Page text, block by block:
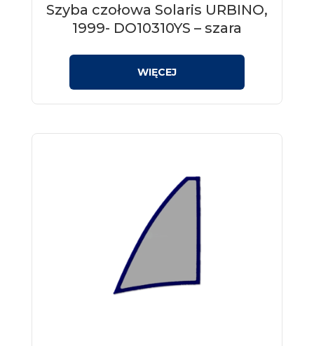
Szyba czołowa Solaris URBINO,
1999- DO10310YS – szara